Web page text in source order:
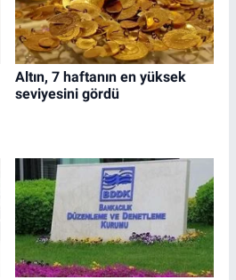
Altın, 7 haftanın en yüksek
seviyesini gördü